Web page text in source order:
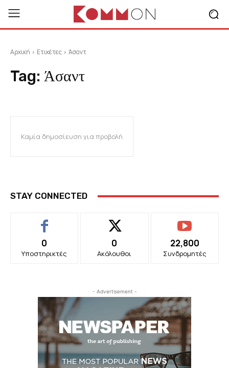
Αρχική Ετικέτες Άσαντ
Tag: Άσαντ
Καμία δημοσίευση για προβολή
STAY CONNECTED
0
Υποστηρικτές
0
Ακόλουθοι
22,800
Συνδρομητές
- Advertisement -